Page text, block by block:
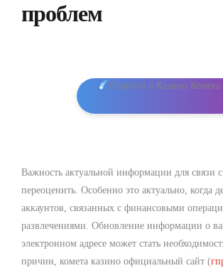
проблем
Перейти в Казино Комета
Важность актуальной информации для связи
переоценить. Особенно это актуально, когда
аккаунтов, связанных с финансовыми
развлечениями. Обновление информации о
электронном адресе может стать
причин, комета казино официальный сайт (